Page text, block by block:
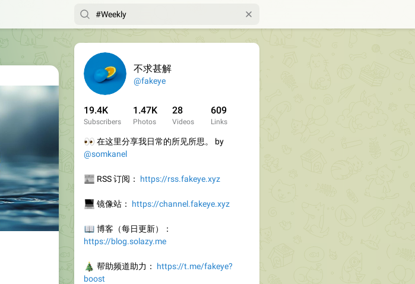
不求甚解
@fakeye
19.4K
Subscribers
1.47K
Photos
28
Videos
609
Links
👀在这里分享我日常的所见所思。 by
@somkanel
📰RSS 订阅： https://rss.fakeye.xyz
💻镜像站： https://channel.fakeye.xyz
📖博客（每日更新）：
https://blog.solazy.me
🎄帮助频道助力： https://t.me/fakeye?
boost